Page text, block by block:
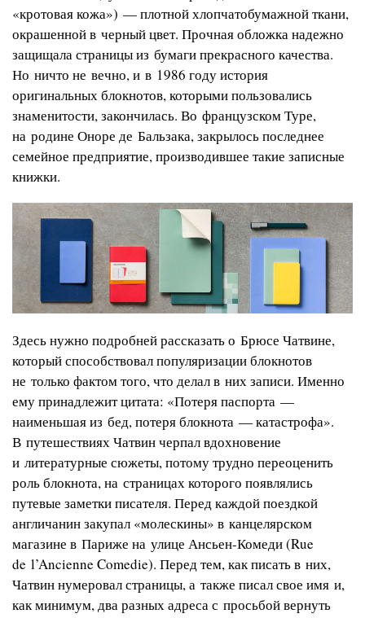
«кротовая кожа») — плотной хлопчатобумажной ткани,
окрашенной в черный цвет. Прочная обложка надежно
защищала страницы из бумаги прекрасного качества.
Но ничто не вечно, и в 1986 году история
оригинальных блокнотов, которыми пользовались
знаменитости, закончилась. Во французском Туре,
на родине Оноре де Бальзака, закрылось последнее
семейное предприятие, производившее такие записные
книжки.
Здесь нужно подробней рассказать о Брюсе Чатвине,
который способствовал популяризации блокнотов
не только фактом того, что делал в них записи. Именно
ему принадлежит цитата: «Потеря паспорта —
наименьшая из бед, потеря блокнота — катастрофа».
В путешествиях Чатвин черпал вдохновение
и литературные сюжеты, потому трудно переоценить
роль блокнота, на страницах которого появлялись
путевые заметки писателя. Перед каждой поездкой
англичанин закупал «молескины» в канцелярском
магазине в Париже на улице Ансьен-Комеди (Rue
de l’Ancienne Comedie). Перед тем, как писать в них,
Чатвин нумеровал страницы, а также писал свое имя и,
как минимум, два разных адреса с просьбой вернуть